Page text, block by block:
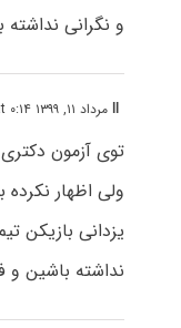
و نگرانی نداشته
llمرداد ۱۱, ۱۳۹۹ at ۰:۱۴ ق٫ظ
توی آزمون
ولی اظهار
یزدانی بازیکن
نداشته باشین